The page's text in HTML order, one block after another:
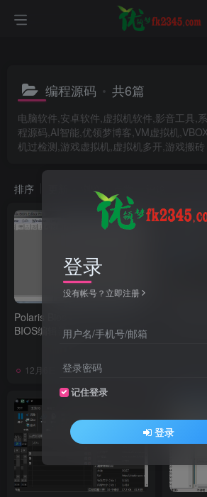
编程源码 共6篇
电脑软件,安卓软件,虚拟机软件,影音工具,
程源码,AI智能,优领梦博客,VM虚拟机
机过检测,游戏虚拟机,虚拟机多开,游戏搬砖
排序 浏览
Polaris Bios Editor 北极星
BIOS编辑器
12月6日 13:49
登录
没有帐号？立即注册
用户名/手机号/邮箱
登录密码
记住登录
登录